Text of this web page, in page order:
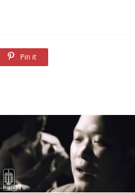
Pin it